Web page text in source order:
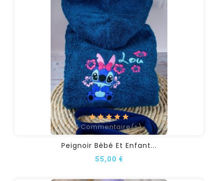
1Commentaire(s)
Peignoir Bébé Et Enfant...
55,00 €